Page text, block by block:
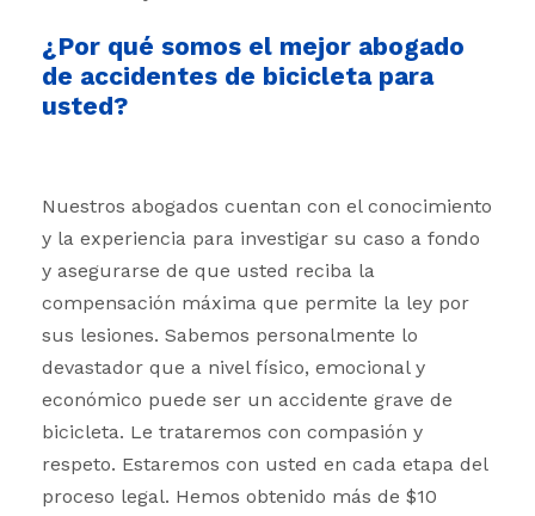
¿Por qué somos el mejor abogado
de accidentes de bicicleta para
usted?
Nuestros abogados cuentan con el conocimiento
y la experiencia para investigar su caso a fondo
y asegurarse de que usted reciba la
compensación máxima que permite la ley por
sus lesiones. Sabemos personalmente lo
devastador que a nivel físico, emocional y
económico puede ser un accidente grave de
bicicleta. Le trataremos con compasión y
respeto. Estaremos con usted en cada etapa del
proceso legal. Hemos obtenido más de $10